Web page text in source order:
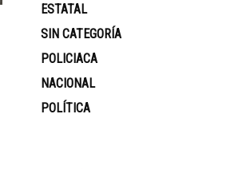
ESTATAL
SIN CATEGORÍA
POLICIACA
NACIONAL
POLÍTICA